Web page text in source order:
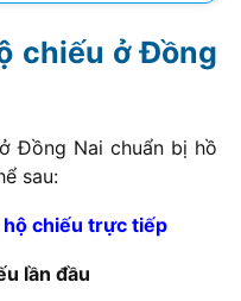
chiếu ở Đồng
Đồng Nai chuẩn bị hồ
sau:
chiếu trực tiếp
lần đầu